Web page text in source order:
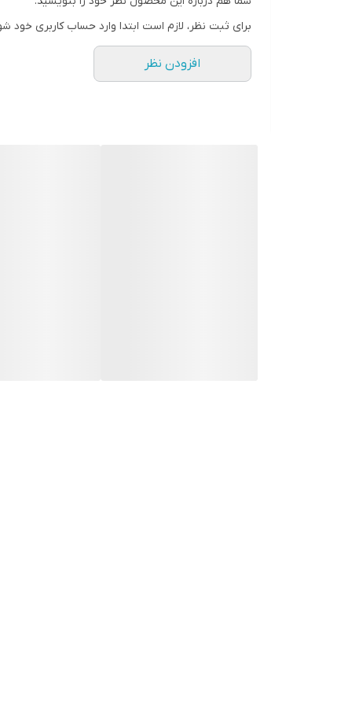
برای ثبت نظر، لازم است ابتدا وارد حساب کاربری خود
افزودن نظر